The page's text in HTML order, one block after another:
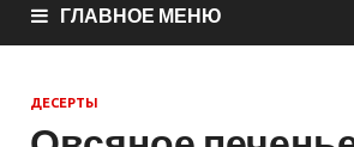
ГЛАВНОЕ МЕНЮ
ДЕСЕРТЫ